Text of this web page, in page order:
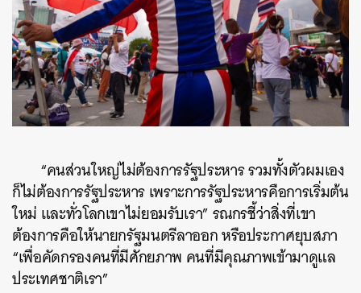
“คนส่วนใหญ่ไม่ต้องการรัฐประหาร รวมทั้งตัวผมเอง
ก็ไม่ต้องการรัฐประหาร เพราะการรัฐประหารคือการเริ่มต้น
ใหม่ และทั่วโลกเขาไม่ยอมรับเรา” รณกรชี้ว่าสิ่งที่เขา
ต้องการคือให้นายกรัฐมนตรีลาออก หรือประกาศยุบสภา
“เพื่อคัดกรองคนที่มีศักยภาพ คนที่มีคุณภาพเข้ามาดูแล
ประเทศชาติเรา”